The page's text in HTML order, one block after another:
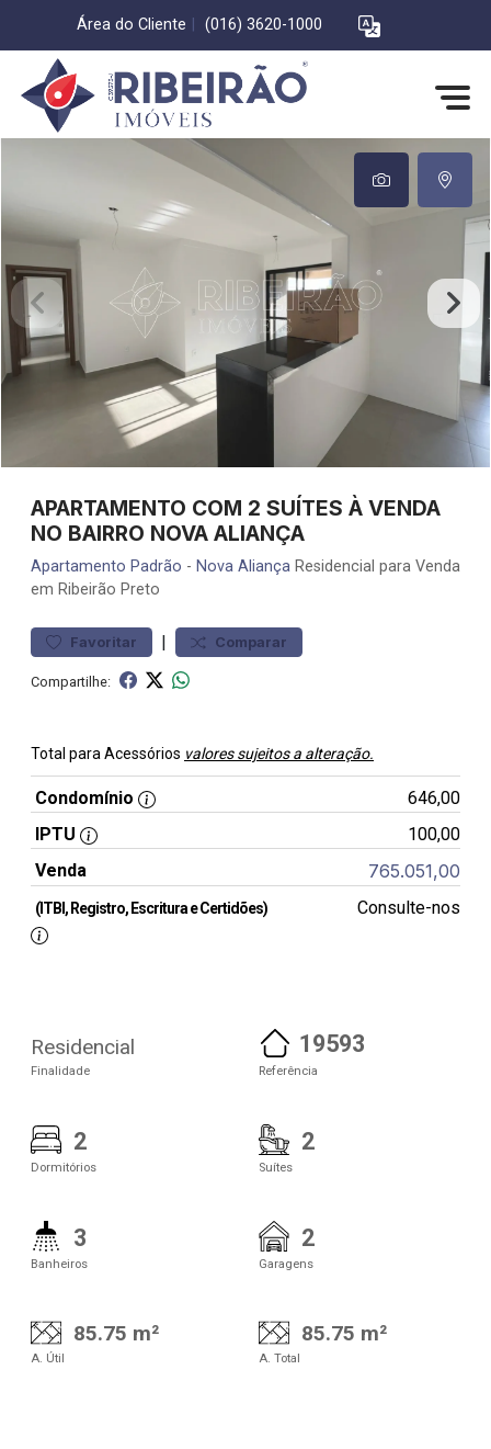
Área do Cliente (016) 3620-1000
APARTAMENTO COM 2 SUÍTES À VENDA
NO BAIRRO NOVA ALIANÇA
Apartamento Padrão - Nova Aliança Residencial para Venda
em Ribeirão Preto
Favoritar | Comparar
Compartilhe:
Total para Acessórios valores sujeitos a alteração.
Condomínio
646,00
IPTU
100,00
Venda
765.051,00
(ITBI, Registro, Escritura e Certidões) Consulte-nos
Residencial
Finalidade
19593
Referência
2
Dormitórios
2
Suítes
3
Banheiros
2
Garagens
85.75 m²
A. Útil
85.75 m²
A. Total